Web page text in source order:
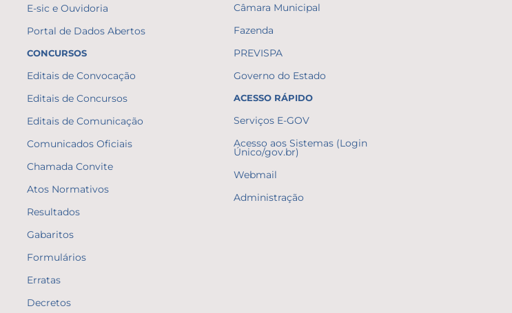
E-sic e Ouvidoria
Portal de Dados Abertos
CONCURSOS
Editais de Convocação
Editais de Concursos
Editais de Comunicação
Comunicados Oficiais
Chamada Convite
Atos Normativos
Resultados
Gabaritos
Formulários
Erratas
Decretos
Câmara Municipal
Fazenda
PREVISPA
Governo do Estado
ACESSO RÁPIDO
Serviços E-GOV
Acesso aos Sistemas (Login
Único/gov.br)
Webmail
Administração